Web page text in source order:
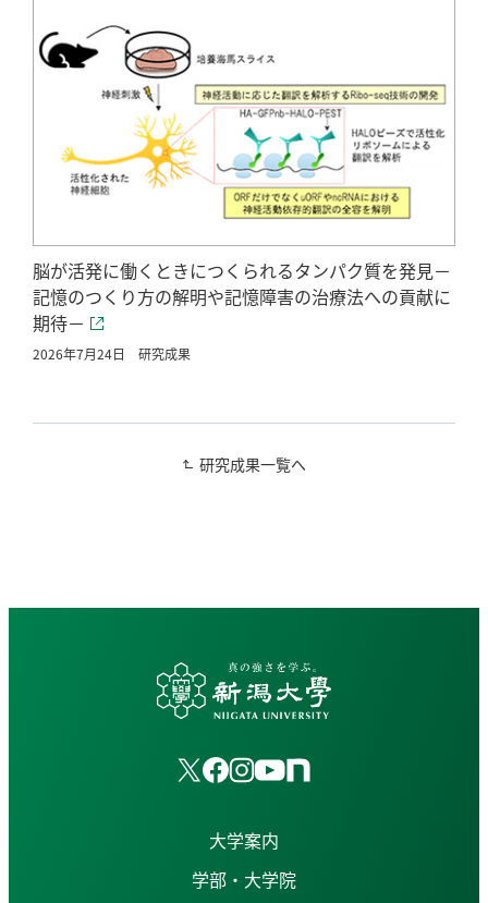
脳が活発に働くときにつくられるタンパク質を発見－
記憶のつくり方の解明や記憶障害の治療法への貢献に
期待－
2026年7月24日 研究成果
研究成果一覧へ
大学案内
学部・大学院